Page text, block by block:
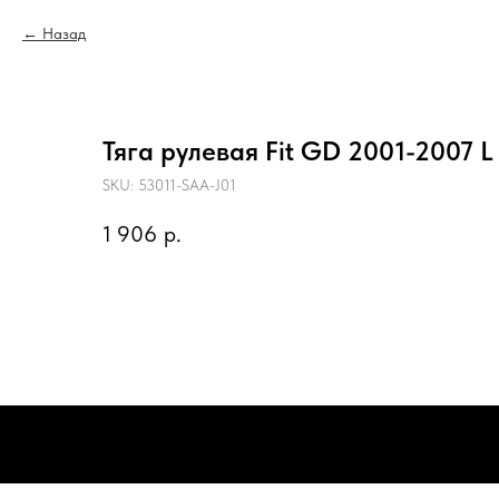
Назад
Тяга рулевая Fit GD 2001-2007 L
SKU: 53011-SAA-J01
1 906 р.